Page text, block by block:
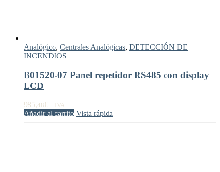
Analógico, Centrales Analógicas, DETECCIÓN DE
INCENDIOS
B01520-07 Panel repetidor RS485 con display
LCD
985,48€ + IVA
Añadir al carrito Vista rápida